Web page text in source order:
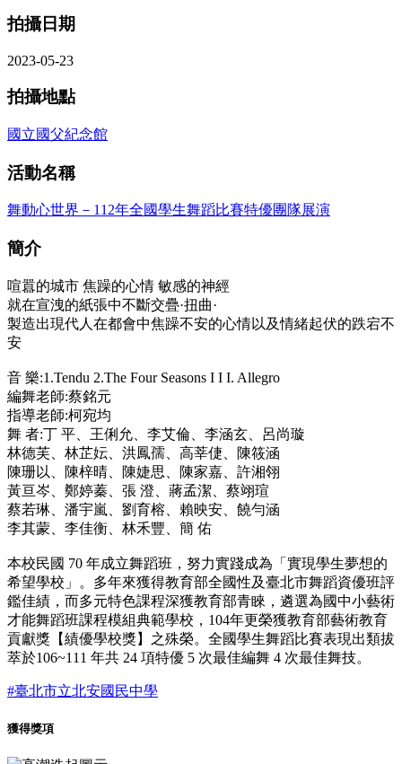
拍攝日期
2023-05-23
拍攝地點
國立國父紀念館
活動名稱
舞動心世界－112年全國學生舞蹈比賽特優團隊展演
簡介
喧囂的城市 焦躁的心情 敏感的神經
就在宣洩的紙張中不斷交疊·扭曲·
製造出現代人在都會中焦躁不安的心情以及情緒起伏的跌宕不
安
音 樂:1.Tendu 2.The Four Seasons I I I. Allegro
編舞老師:蔡銘元
指導老師:柯宛均
舞 者:丁 平、王俐允、李艾倫、李涵玄、呂尚璇
林德芙、林芷妘、洪鳳孺、高莘倢、陳筱涵
陳珊以、陳梓晴、陳婕思、陳家嘉、許湘翎
黃亘岑、鄭婷蓁、張 澄、蔣孟潔、蔡翊瑄
蔡若琳、潘宇嵐、劉育榕、賴映安、饒勻涵
李其蒙、李佳衡、林禾豐、簡 佑
本校民國 70 年成立舞蹈班，努力實踐成為「實現學生夢想的
希望學校」。多年來獲得教育部全國性及臺北市舞蹈資優班評
鑑佳績，而多元特色課程深獲教育部青睞，遴選為國中小藝術
才能舞蹈班課程模組典範學校，104年更榮獲教育部藝術教育
貢獻獎【績優學校獎】之殊榮。全國學生舞蹈比賽表現出類拔
萃於106~111 年共 24 項特優 5 次最佳編舞 4 次最佳舞技。
#臺北市立北安國民中學
獲得獎項